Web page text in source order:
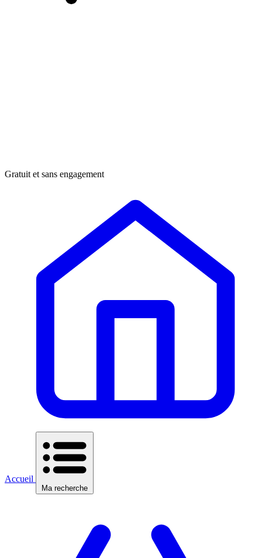
Gratuit et sans engagement
Accueil
Ma recherche